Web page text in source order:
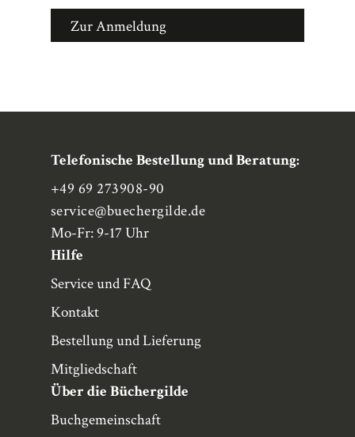
Zur Anmeldung
Telefonische Bestellung und Beratung:
+49 69 273908-90
service@buechergilde.de
Mo-Fr: 9-17 Uhr
Hilfe
Service und FAQ
Kontakt
Bestellung und Lieferung
Mitgliedschaft
Über die Büchergilde
Buchgemeinschaft